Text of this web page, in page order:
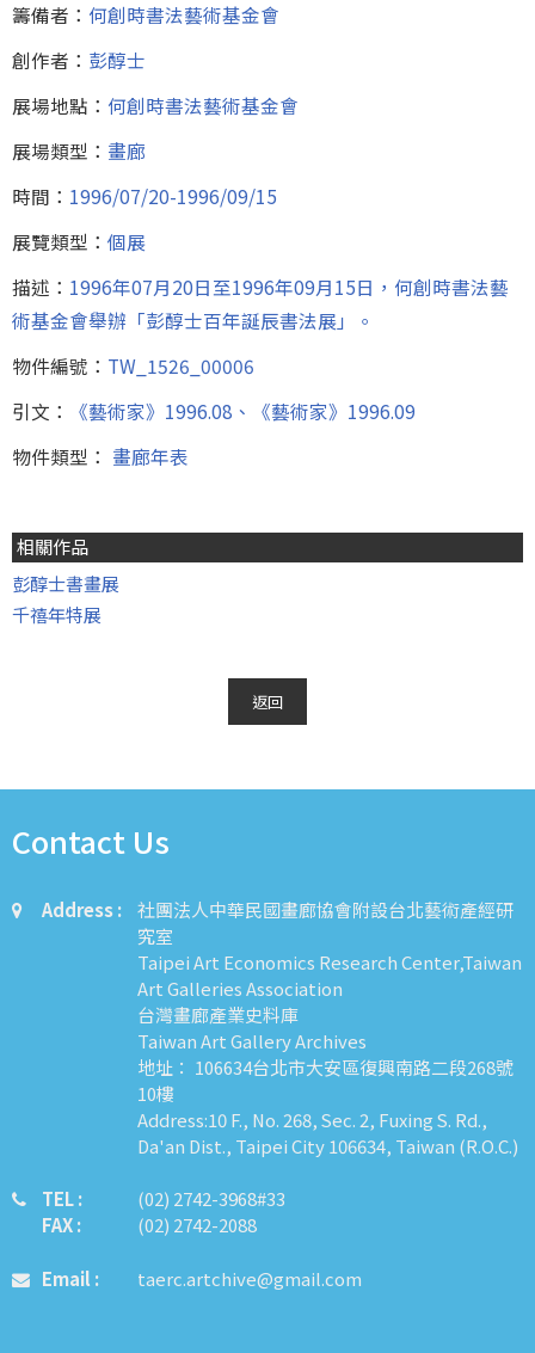
籌備者： 何創時書法藝術基金會
創作者： 彭醇士
展場地點： 何創時書法藝術基金會
展場類型： 畫廊
時間： 1996/07/20-1996/09/15
展覽類型： 個展
描述： 1996年07月20日至1996年09月15日，何創時書法藝
術基金會舉辦「彭醇士百年誕辰書法展」。
物件編號： TW_1526_00006
引文：
《藝術家》1996.08、《藝術家》1996.09
物件類型： 畫廊年表
相關作品
彭醇士書畫展
千禧年特展
返回
Contact Us
Address :
社團法人中華民國畫廊協會附設台北藝術產經研
究室
Taipei Art Economics Research Center,Taiwan
Art Galleries Association
台灣畫廊產業史料庫
Taiwan Art Gallery Archives
地址： 106634台北市大安區復興南路二段268號
10樓
Address:10 F., No. 268, Sec. 2, Fuxing S. Rd.,
Da'an Dist., Taipei City 106634, Taiwan (R.O.C.)
TEL :
FAX :
​​​​(02) 2742-3968#33
(02) 2742-2088
Email : taerc.artchive@gmail.com